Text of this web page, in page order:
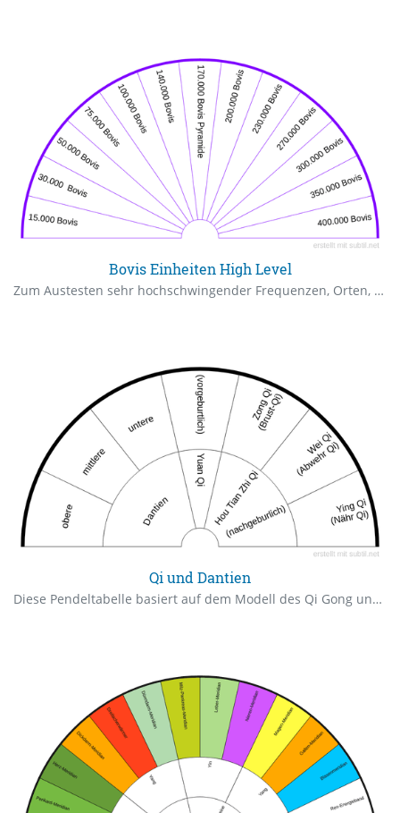
Bovis Einheiten High Level
Zum Austesten sehr hochschwingender Frequenzen, Orten, Plätzen, Objekten. Wobei 15.000 den normalen Gebetsplätzen und Kirchen entspricht und 170.000 der Königskammer in der Cheopspyramide
Qi und Dantien
Diese Pendeltabelle basiert auf dem Modell des Qi Gong und ist bewusst frei definiert, so dass es im Wesentlichen auf die Fragestellung ankommt.